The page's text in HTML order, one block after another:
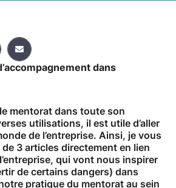
dans
mentorat dans toute son
utilisations, il est utile d’aller
de l’entreprise. Ainsi, je vous
3 articles directement en lien
qui vont nous inspirer
de certains dangers) dans
pratique du mentorat au sein